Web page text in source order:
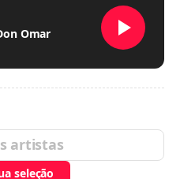
Omar
seleção